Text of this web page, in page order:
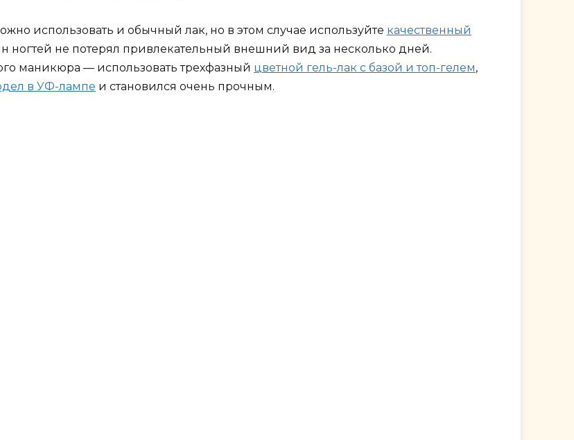
использовать и обычный лак, но в этом случае используйте качественный
ногтей не потерял привлекательный внешний вид за несколько дней.
маникюра — использовать трехфазный цветной гель-лак с базой и топ-гелем,
в УФ-лампе и становился очень прочным.